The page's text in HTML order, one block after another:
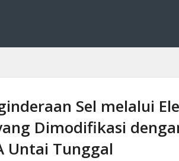
Sel melalui
Dimodifikasi
Untai Tunggal